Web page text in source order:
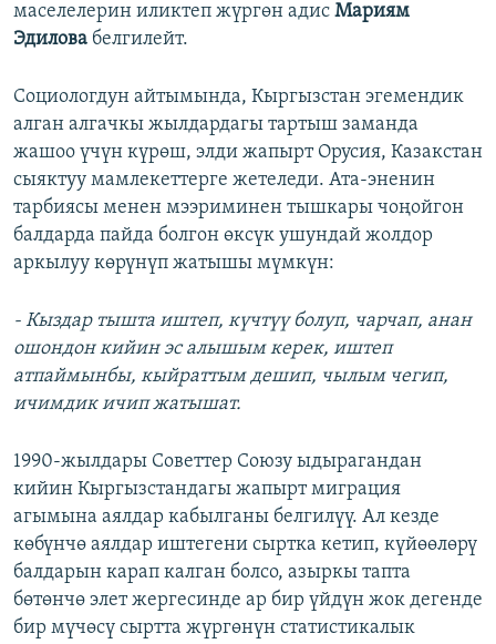
маселелерин иликтеп жүргөн адис Мариям
Эдилова белгилейт.
Социологдун айтымында, Кыргызстан эгемендик
алган алгачкы жылдардагы тартыш заманда
жашоо үчүн күрөш, элди жапырт Орусия, Казакстан
сыяктуу мамлекеттерге жетеледи. Ата-эненин
тарбиясы менен мээриминен тышкары чоңойгон
балдарда пайда болгон өксүк ушундай жолдор
аркылуу көрүнүп жатышы мүмкүн:
- Кыздар тышта иштеп, күчтүү болуп, чарчап, анан
ошондон кийин эс алышым керек, иштеп
атпаймынбы, кыйраттым дешип, чылым чегип,
ичимдик ичип жатышат.
1990-жылдары Советтер Союзу ыдырагандан
кийин Кыргызстандагы жапырт миграция
агымына аялдар кабылганы белгилүү. Ал кезде
көбүнчө аялдар иштегени сыртка кетип, күйөөлөрү
балдарын карап калган болсо, азыркы тапта
бөтөнчө элет жергесинде ар бир үйдүн жок дегенде
бир мүчөсү сыртта жүргөнүн статистикалык